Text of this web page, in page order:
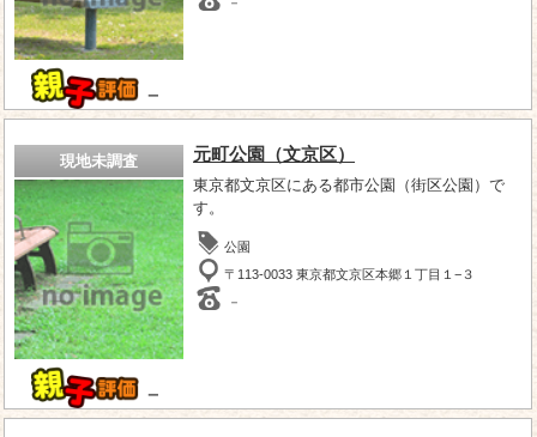
－
現地未調査
－
元町公園（文京区）
東京都文京区にある都市公園（街区公園）で
す。
公園
〒113-0033 東京都文京区本郷１丁目１−３
－